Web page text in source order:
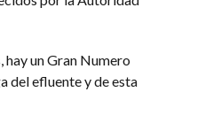
hay un Gran Numero
del efluente y de esta